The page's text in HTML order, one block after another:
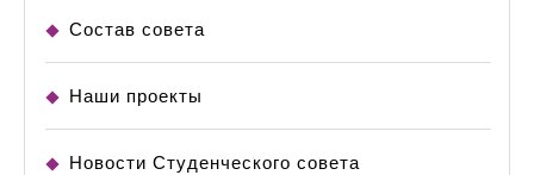
Состав совета
Наши проекты
Новости Студенческого совета